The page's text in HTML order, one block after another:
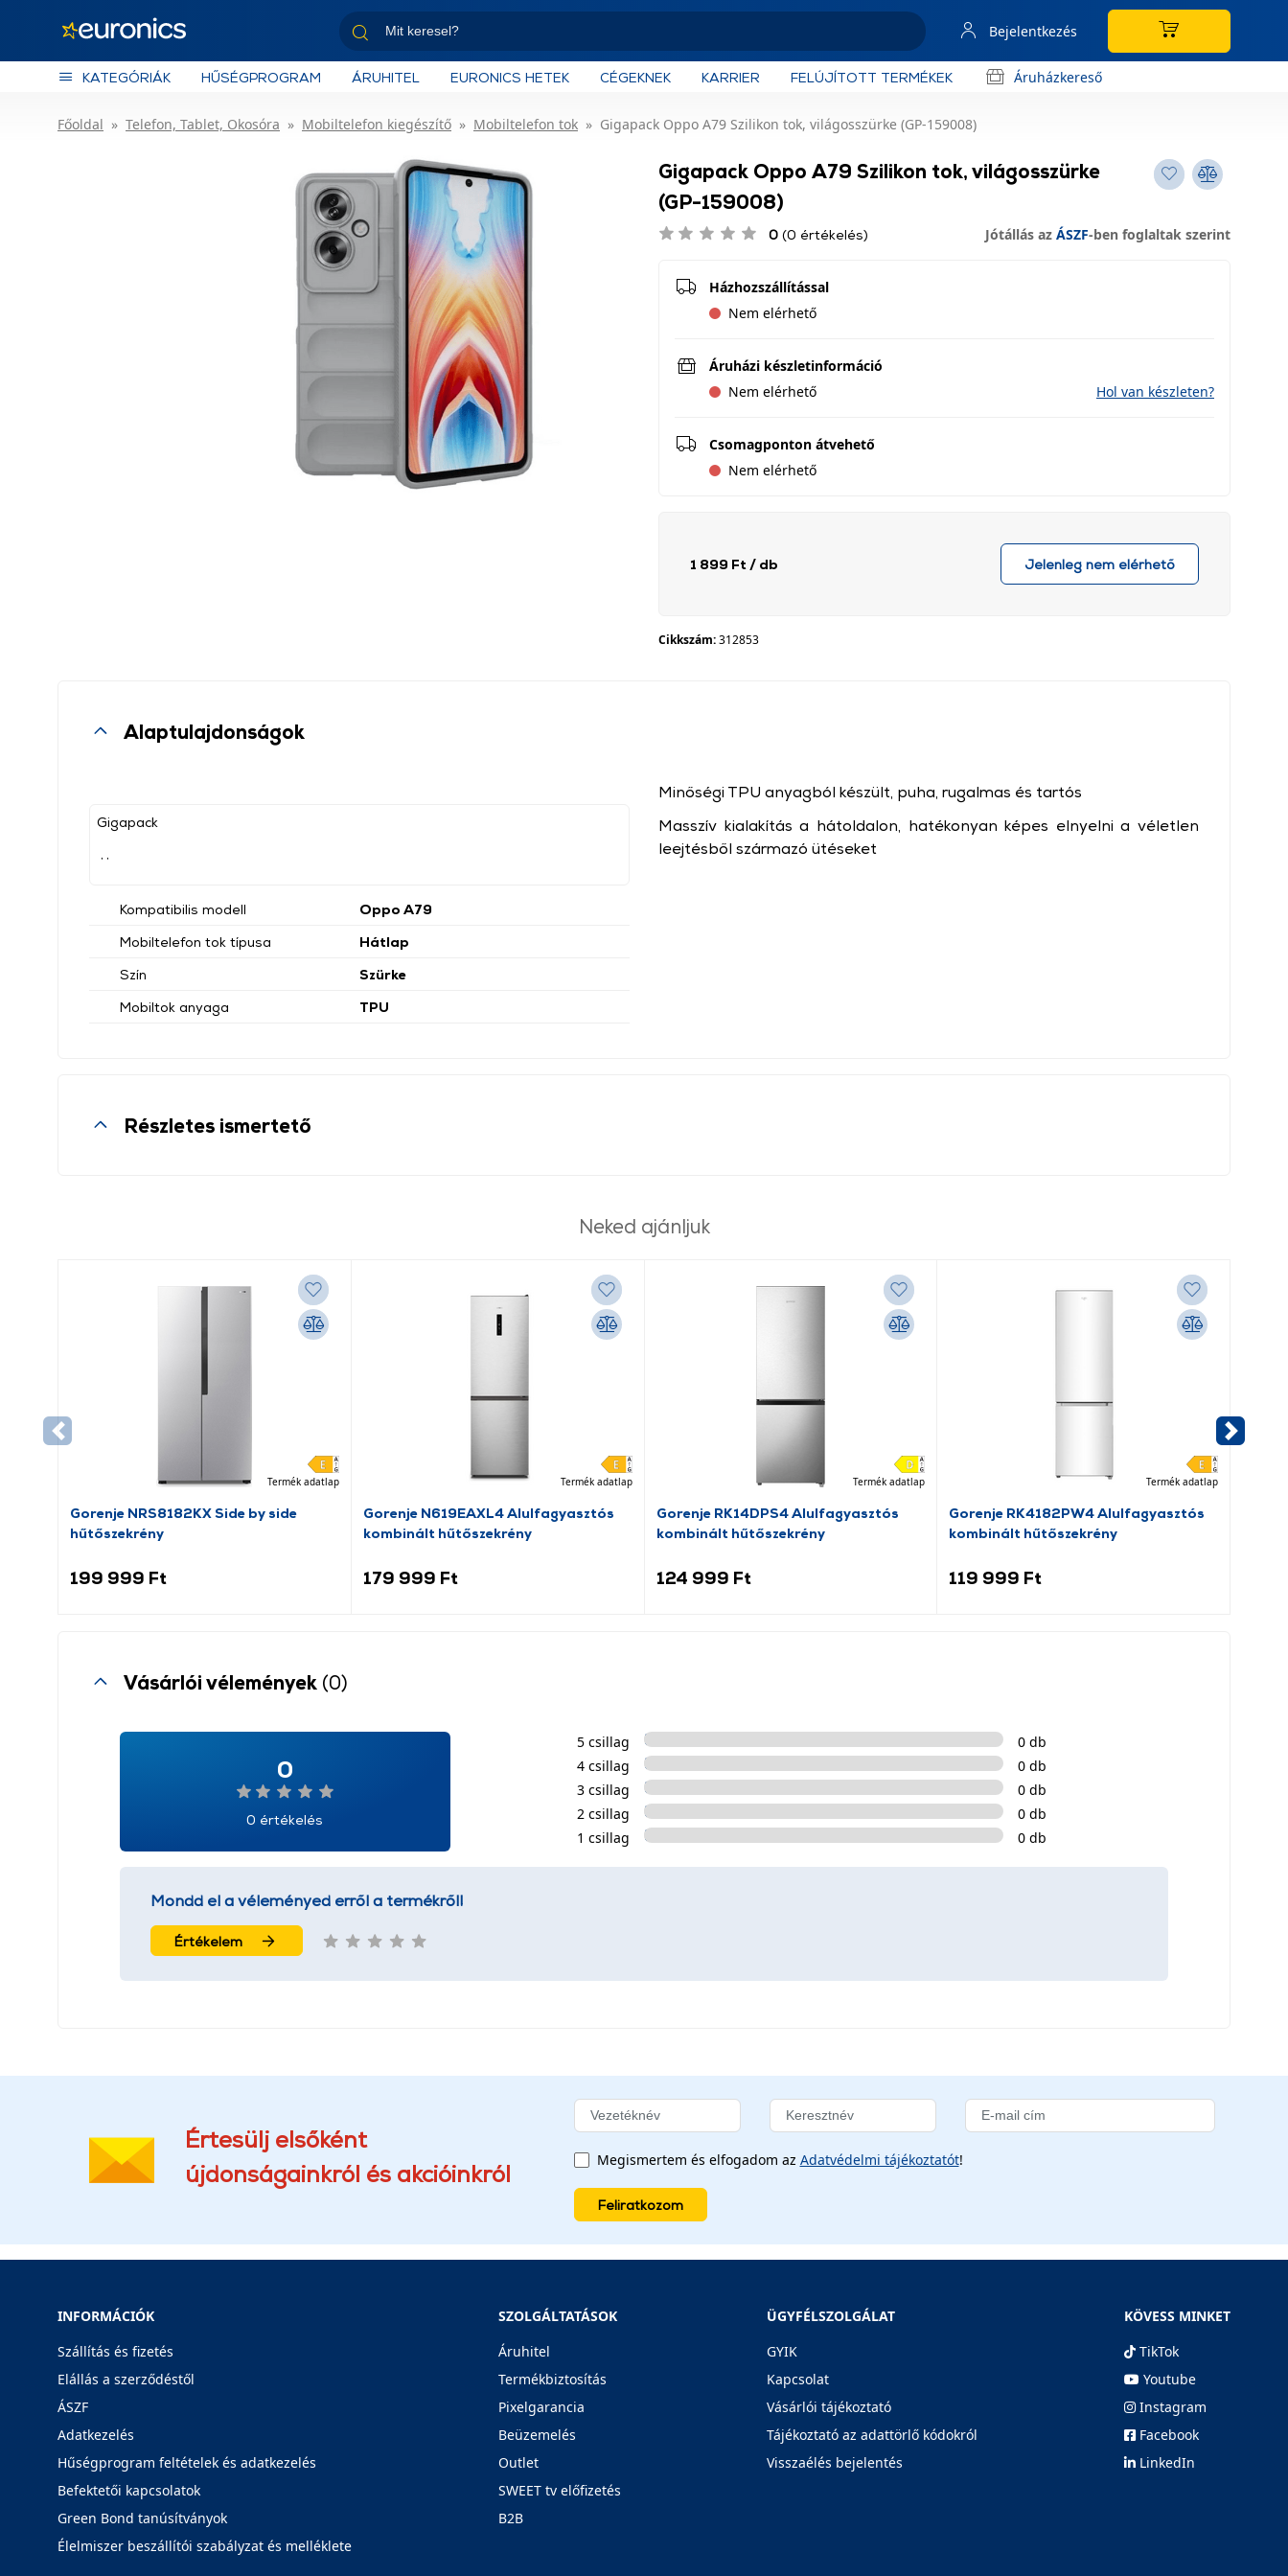
Bejelentkezés
KATEGÓRIÁK HŰSÉGPROGRAM ÁRUHITEL EURONICS HETEK CÉGEKNEK KARRIER FELÚJÍTOTT TERMÉKEK Áruházkereső
Főoldal Telefon, Tablet, Okosóra Mobiltelefon kiegészítő Mobiltelefon tok Gigapack Oppo A79 Szilikon tok, világosszürke (GP-159008)
Gigapack Oppo A79 Szilikon tok, világosszürke
(GP-159008)
0 (0 értékelés) Jótállás az ÁSZF-ben foglaltak szerint
Házhozszállítással
Nem elérhető
Áruházi készletinformáció
Nem elérhető
Hol van készleten?
Csomagponton átvehető
Nem elérhető
1 899 Ft / db Jelenleg nem elérhető
Cikkszám:312853
Alaptulajdonságok
Gigapack
Kompatibilis modell
Oppo A79
Mobiltelefon tok típusa
Hátlap
Szín
Szürke
Mobiltok anyaga
TPU
Minőségi TPU anyagból készült, puha, rugalmas és tartós
Masszív kialakítás a hátoldalon, hatékonyan képes elnyelni a véletlen
leejtésből származó ütéseket
Részletes ismertető
Neked ajánljuk
Termék adatlap
Gorenje NRS8182KX Side by side
hűtőszekrény
199 999 Ft
Termék adatlap
Gorenje N619EAXL4 Alulfagyasztós
kombinált hűtőszekrény
179 999 Ft
Termék adatlap
Gorenje RK14DPS4 Alulfagyasztós
kombinált hűtőszekrény
124 999 Ft
Termék adatlap
Gorenje RK4182PW4 Alulfagyasztós
kombinált hűtőszekrény
119 999 Ft
Vásárlói vélemények (0)
0
0 értékelés
5 csillag
0 db
4 csillag
0 db
3 csillag
0 db
2 csillag
0 db
1 csillag
0 db
Mondd el a véleményed erről a termékről!
Értékelem
Értesülj elsőként
újdonságainkról és akcióinkról
Megismertem és elfogadom az Adatvédelmi tájékoztatót!
Feliratkozom
INFORMÁCIÓK
Szállítás és fizetés
Elállás a szerződéstől
ÁSZF
Adatkezelés
Hűségprogram feltételek és adatkezelés
Befektetői kapcsolatok
Green Bond tanúsítványok
Élelmiszer beszállítói szabályzat és melléklete
SZOLGÁLTATÁSOK
Áruhitel
Termékbiztosítás
Pixelgarancia
Beüzemelés
Outlet
SWEET tv előfizetés
B2B
ÜGYFÉLSZOLGÁLAT
GYIK
Kapcsolat
Vásárlói tájékoztató
Tájékoztató az adattörlő kódokról
Visszaélés bejelentés
KÖVESS MINKET
TikTok
Youtube
Instagram
Facebook
LinkedIn